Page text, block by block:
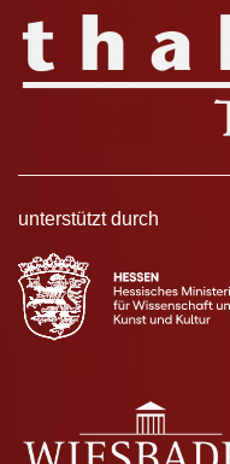
unterstützt durch